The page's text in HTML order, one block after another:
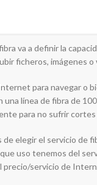
va a definir la
ficheros, imágenes
para navegar o
una línea de fibra de
para no sufrir cortes
elegir el servicio de
uso tenemos del
precio/servicio de